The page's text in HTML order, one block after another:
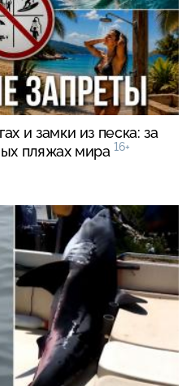
и замки из песка: за
пляжах мира 16+